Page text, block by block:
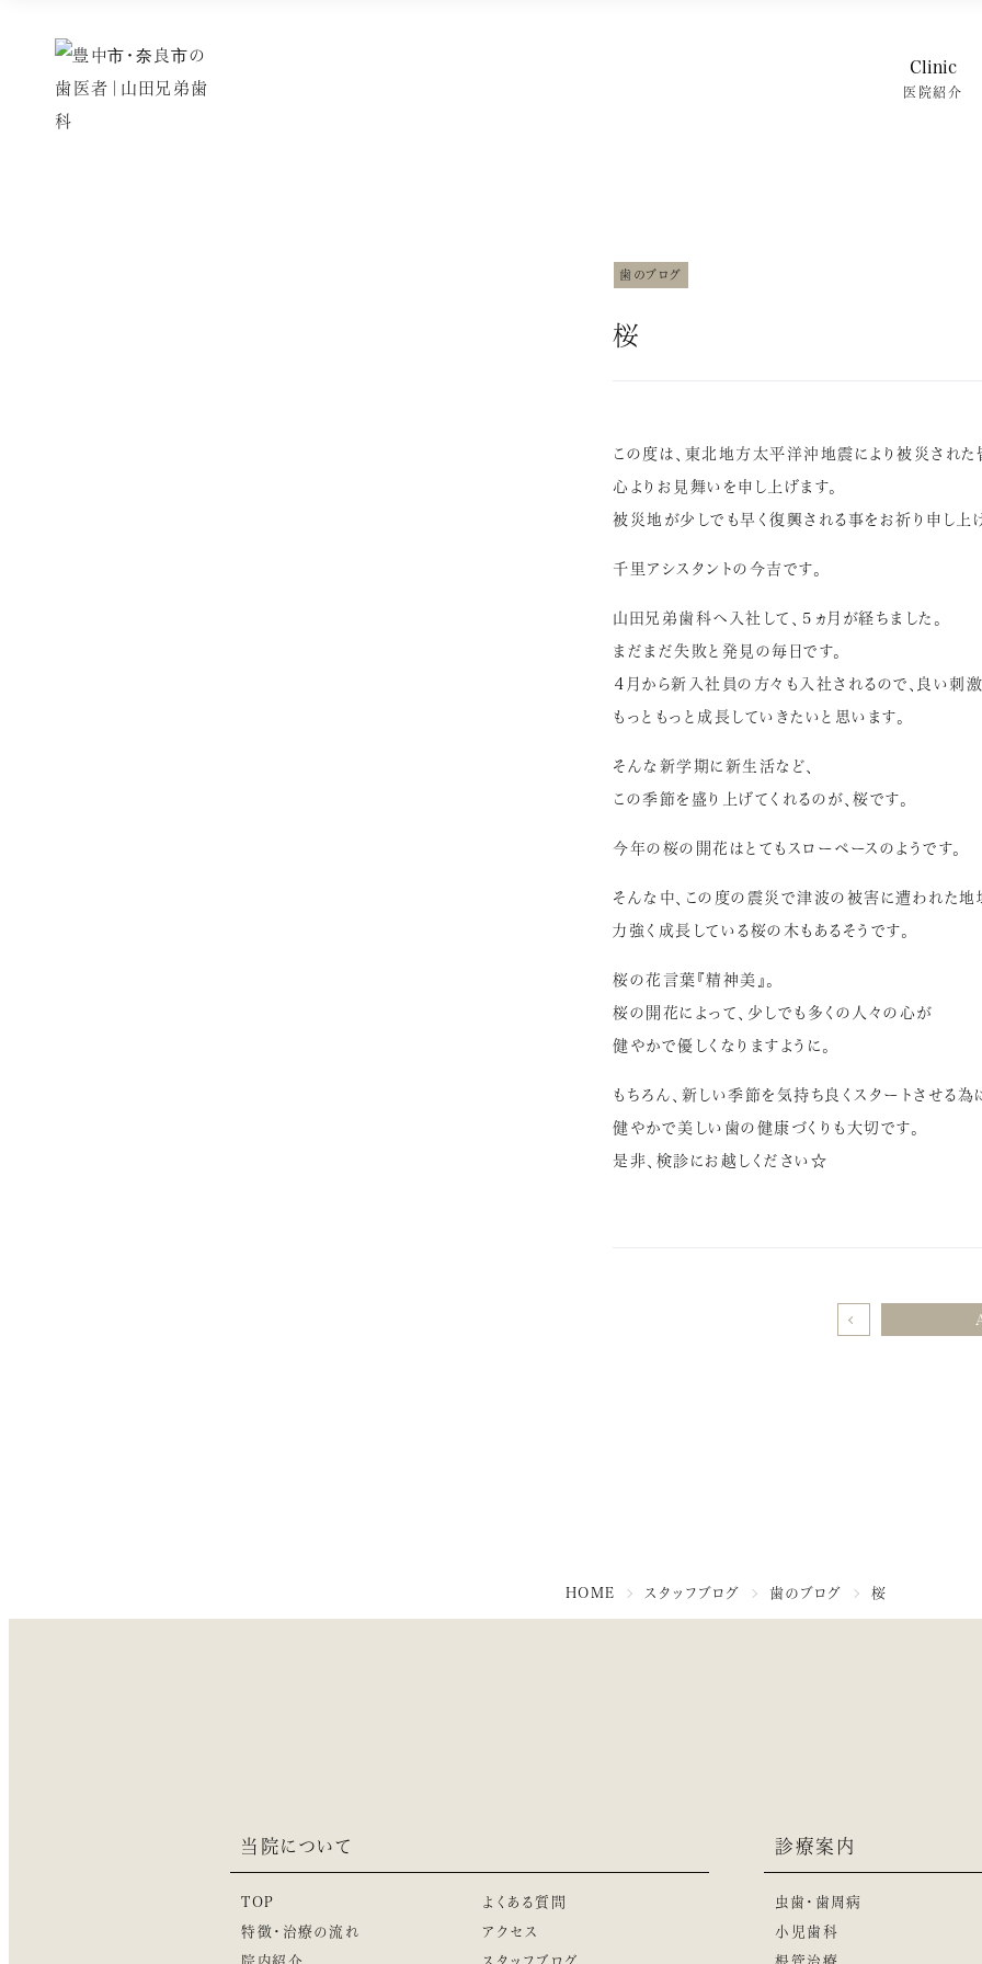
Clinic
医院紹介
歯のブログ
桜
この度は、東北地方太平洋沖地震により被災された
心よりお見舞いを申し上げます。
被災地が少しでも早く復興される事をお祈り申し上げ
千里アシスタントの今吉です。
山田兄弟歯科へ入社して、５ヵ月が経ちました。
まだまだ失敗と発見の毎日です。
４月から新入社員の方々も入社されるので、良い刺激
もっともっと成長していきたいと思います。
そんな新学期に新生活など、
この季節を盛り上げてくれるのが、桜です。
今年の桜の開花はとてもスローペースのようです。
そんな中、この度の震災で津波の被害に遭われた地域
力強く成長している桜の木もあるそうです。
桜の花言葉『精神美』。
桜の開花によって、少しでも多くの人々の心が
健やかで優しくなりますように。
もちろん、新しい季節を気持ち良くスタートさせる為に
健やかで美しい歯の健康づくりも大切です。
是非、検診にお越しください☆
HOME スタッフブログ 歯のブログ 桜
当院について
TOP
特徴・治療の流れ
院内紹介
よくある質問
アクセス
スタッフブログ
診療案内
虫歯・歯周病
小児歯科
根管治療